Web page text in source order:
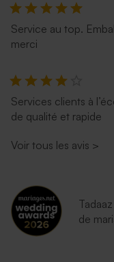
Service au top.
merci
Services clients à
de qualité et rapide
Voir tous les avis >
de